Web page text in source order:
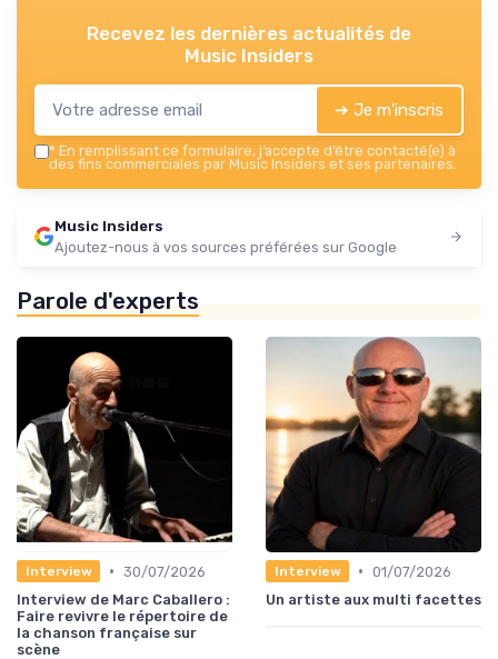
Recevez les dernières actualités de
Music Insiders
➔ Je m'inscris
* En remplissant ce formulaire, j’accepte d’être contacté(e) à
des fins commerciales par Music Insiders et ses partenaires.
Music Insiders
Ajoutez-nous à vos sources préférées sur Google
Parole d'experts
Interview • 30/07/2026
Interview de Marc Caballero :
Faire revivre le répertoire de
la chanson française sur
scène
Interview • 01/07/2026
Un artiste aux multi facettes